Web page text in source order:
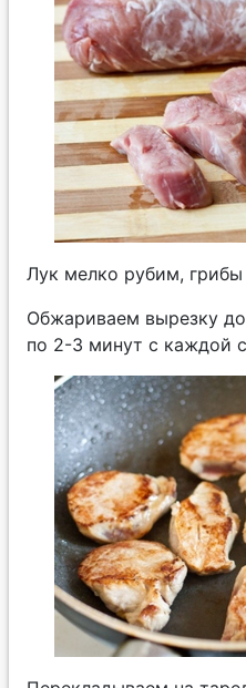
Лук мелко рубим,
Обжариваем вырезку
по 2-3 минут с каждой